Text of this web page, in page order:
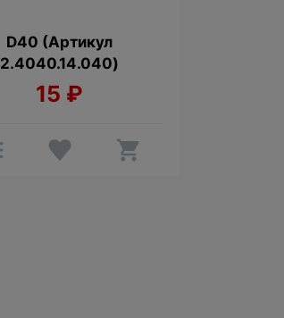
D40 (Артикул
2.4040.14.040)
15 ₽